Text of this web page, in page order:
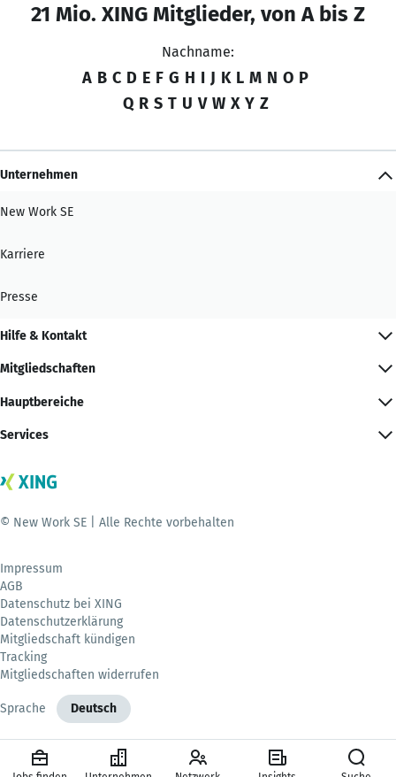
21 Mio. XING Mitglieder, von A bis Z
Nachname:
A B C D E F G H I J K L M N O P
Q R S T U V W X Y Z
Unternehmen
New Work SE
Karriere
Presse
Hilfe & Kontakt
Mitgliedschaften
Hauptbereiche
Services
© New Work SE | Alle Rechte vorbehalten
Impressum
AGB
Datenschutz bei XING
Datenschutzerklärung
Mitgliedschaft kündigen
Tracking
Mitgliedschaften widerrufen
Sprache Deutsch